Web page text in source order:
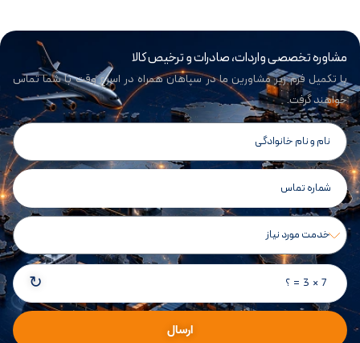
مشاوره تخصصی واردات، صادرات و ترخیص کالا
با تکمیل فرم زیر مشاورین ما در سپاهان همراه در اسرع وقت با شما تماس
خواهند گرفت.
7 × 3 = ؟ ↻
ارسال